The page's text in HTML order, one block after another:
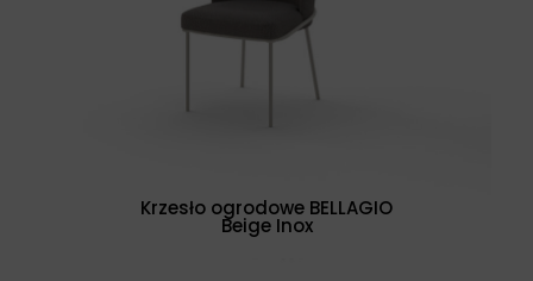
Krzesło ogrodowe BELLAGIO
Beige Inox